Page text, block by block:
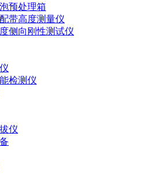
预处理箱
带高度测量仪
侧向刚性测试仪
检测仪
仪